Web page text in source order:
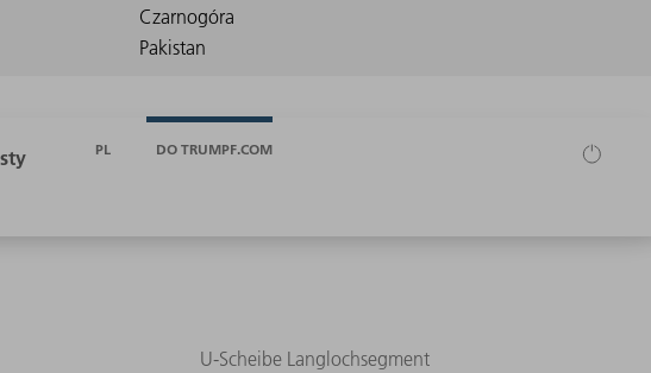
PL DO TRUMPF.COM
U-Scheibe Langlochsegment